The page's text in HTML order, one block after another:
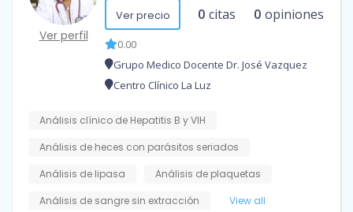
Ver perfil
Ver precio 0 citas 0 opiniones
0.00
Grupo Medico Docente Dr. José Vazquez
Centro Clínico La Luz
Análisis clínico de Hepatitis B y VIH
Análisis de heces con parásitos seriados
Análisis de lipasa
Análisis de plaquetas
Análisis de sangre sin extracción
View all